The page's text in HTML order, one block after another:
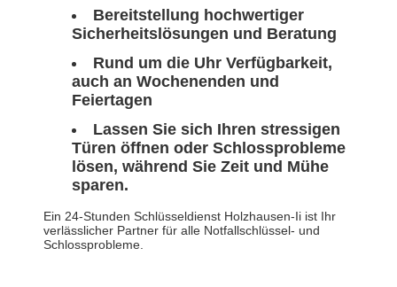
Bereitstellung hochwertiger
Sicherheitslösungen und Beratung
Rund um die Uhr Verfügbarkeit,
auch an Wochenenden und
Feiertagen
Lassen Sie sich Ihren stressigen
Türen öffnen oder Schlossprobleme
lösen, während Sie Zeit und Mühe
sparen.
Ein 24-Stunden Schlüsseldienst Holzhausen-Ii ist Ihr
verlässlicher Partner für alle Notfallschlüssel- und
Schlossprobleme.